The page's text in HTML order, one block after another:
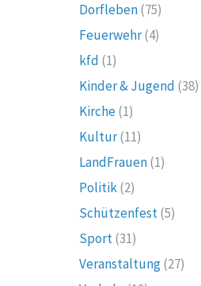
Dorfleben(75)
Feuerwehr(4)
kfd (1)
Kinder & Jugend (38)
Kirche(1)
Kultur(11)
LandFrauen(1)
Politik(2)
Schützenfest(5)
Sport(31)
Veranstaltung(27)